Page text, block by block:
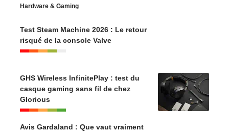
Hardware & Gaming
Test Steam Machine 2026 : Le retour
risqué de la console Valve
GHS Wireless InfinitePlay : test du
casque gaming sans fil de chez
Glorious
Avis Gardaland : Que vaut vraiment